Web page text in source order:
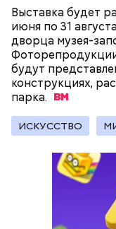
Выставка будет
июня по 31
дворца музея-
будут
конструкциях,
парка.
ИСКУССТВО
— Кабачки,
обжарить на
петрушки, чеснок,
Получается очень
Копылов.
с сахарным
лишним весом.